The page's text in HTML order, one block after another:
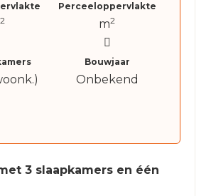
2
Perceeloppervlakte
m2
Bouwjaar
Onbekend
3 slaapkamers en één